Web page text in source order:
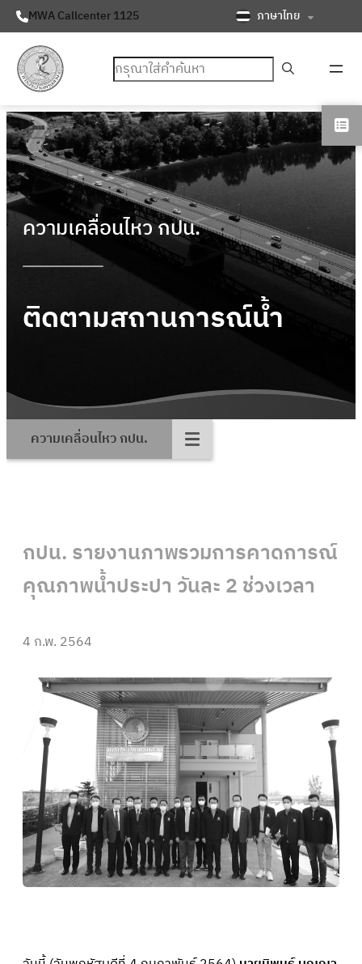
MWA Callcenter 1125 ภาษาไทย
ค้นหา
ความเคลื่อนไหว กปน.
ติดตามสถานการณ์น้ำ
ความเคลื่อนไหว กปน.
กปน. รายงานภาพรวมการคาดการณ์
คุณภาพน้ำประปา วันละ 2 ช่วงเวลา
4 ก.พ. 2564